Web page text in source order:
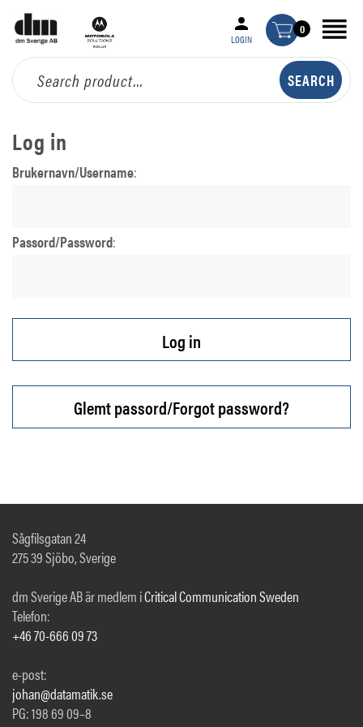
LOGIN
0
Log in
Brukernavn/Username:
Passord/Password:
Glemt passord/Forgot password?
Sågfilsgatan 24
275 39 Sjöbo, Sverige
dm Sverige AB är medlem iCritical Communication Sweden
Telefon:
+46 70-666 09 73
e-post:
johan@datamatik.se
PG: 198 69 09–8